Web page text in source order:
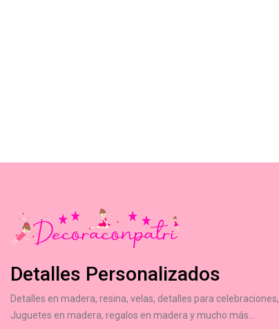
Detalles Personalizados
Detalles en madera, resina, velas, detalles para celebraciones,
Juguetes en madera, regalos en madera y mucho más...